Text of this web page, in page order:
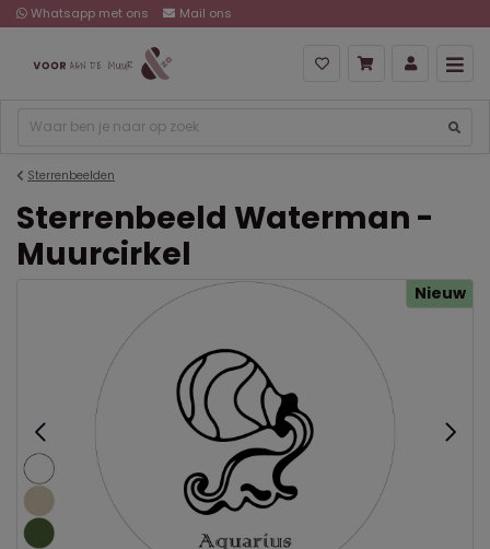
Whatsapp met ons Mail ons
Sterrenbeelden
Sterrenbeeld Waterman -
Muurcirkel
Nieuw